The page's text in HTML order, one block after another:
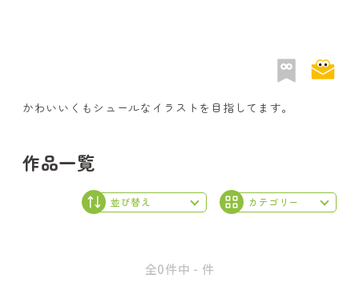
かわいいくもシュールなイラストを目指してます。
作品一覧
全0件中 - 件